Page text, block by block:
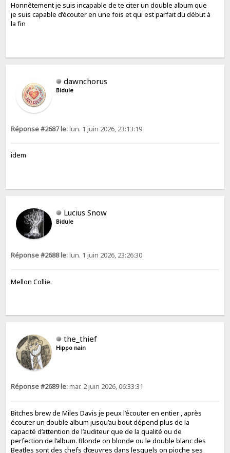
Honnêtement je suis incapable de te citer un double album que
je suis capable d’écouter en une fois et qui est parfait du début à
la fin
dawnchorus
Bidule
Réponse #2687 le:lun. 1 juin 2026, 23:13:19
idem
Lucius Snow
Bidule
Réponse #2688 le:lun. 1 juin 2026, 23:26:30
Mellon Collie.
the_thief
Hippo nain
Réponse #2689 le:mar. 2 juin 2026, 06:33:31
Bitches brew de Miles Davis je peux l’écouter en entier , après
écouter un double album jusqu’au bout dépend plus de la
capacité d’attention de l’auditeur que de la qualité ou de
perfection de l’album. Blonde on blonde ou le double blanc des
Beatles sont des chefs d’œuvres dans lesquels on pioche ses